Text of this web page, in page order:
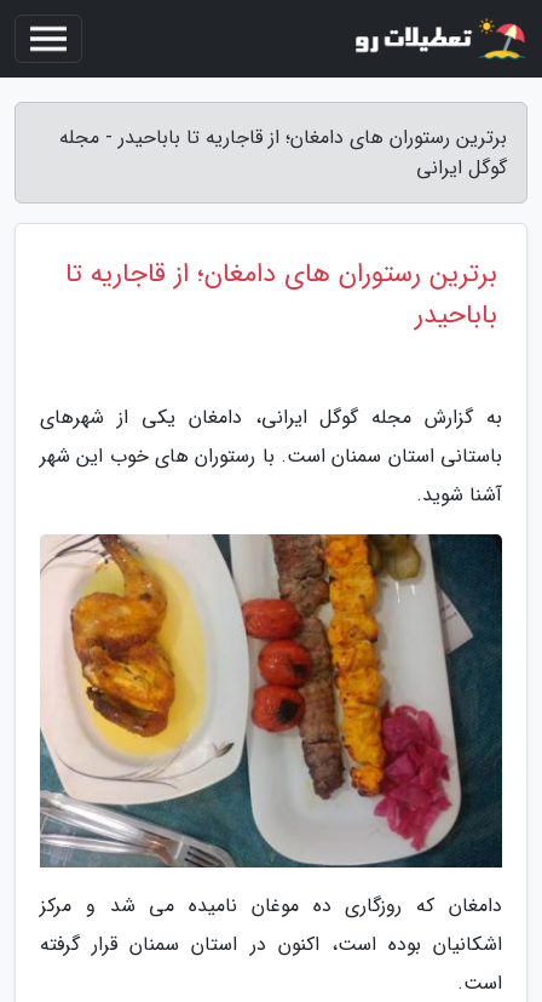
برترین رستوران های دامغان؛ از قاجاریه تا باباحیدر - مجله
گوگل ایرانی
برترین رستوران های دامغان؛ از قاجاریه تا
باباحیدر
به گزارش مجله گوگل ایرانی، دامغان یکی از شهرهای
باستانی استان سمنان است. با رستوران های خوب این شهر
آشنا شوید.
دامغان که روزگاری ده موغان نامیده می شد و مرکز
اشکانیان بوده است، اکنون در استان سمنان قرار گرفته
است.